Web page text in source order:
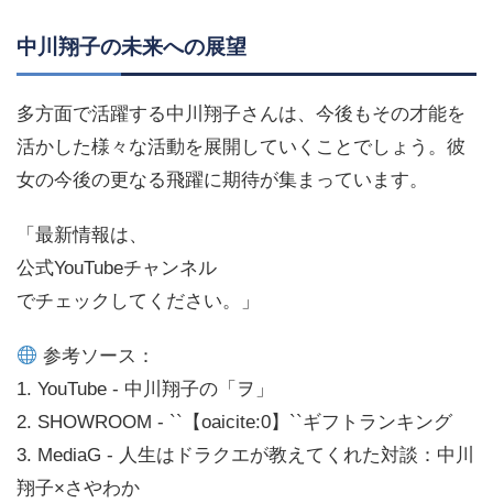
中川翔子の未来への展望
多方面で活躍する中川翔子さんは、今後もその才能を
活かした様々な活動を展開していくことでしょう。彼
女の今後の更なる飛躍に期待が集まっています。
「最新情報は、
公式YouTubeチャンネル
でチェックしてください。」
参考ソース：
1. YouTube - 中川翔子の「ヲ」
2. SHOWROOM - ​``【oaicite:0】``​ギフトランキング
3. MediaG - 人生はドラクエが教えてくれた対談：中川
翔子×さやわか